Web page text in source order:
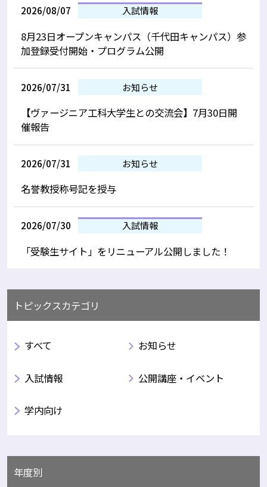
2026/08/07 入試情報
8月23日オープンキャンパス（千代田キャンパス）参
加登録受付開始・プログラム公開
2026/07/31 お知らせ
【ヴァージニア工科大学生との交流会】7月30日開
催報告
2026/07/31 お知らせ
名誉教授称号記を授与
2026/07/30 入試情報
「受験生サイト」をリニューアル公開しました！
トピックスカテゴリ
すべて お知らせ
入試情報 公開講座・イベント
学内向け
年度別